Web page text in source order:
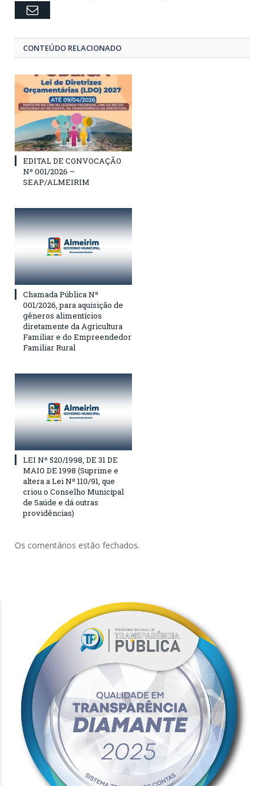
Email
CONTEÚDO RELACIONADO
EDITAL DE CONVOCAÇÃO
Nº 001/2026 –
SEAP/ALMEIRIM
Chamada Pública Nº
001/2026, para aquisição de
gêneros alimentícios
diretamente da Agricultura
Familiar e do Empreendedor
Familiar Rural
LEI Nº 520/1998, DE 31 DE
MAIO DE 1998 (Suprime e
altera a Lei Nº 110/91, que
criou o Conselho Municipal
de Saúde e dá outras
providências)
Os comentários estão fechados.